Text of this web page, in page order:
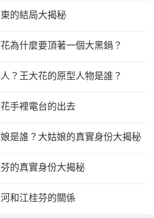
的結局大揭秘
為什麼要頂著一個大黑鍋？
？王大花的原型人物是誰？
手裡電台的出去
是誰？大姑娘的真實身份大揭秘
的真實身份大揭秘
和江桂芬的關係